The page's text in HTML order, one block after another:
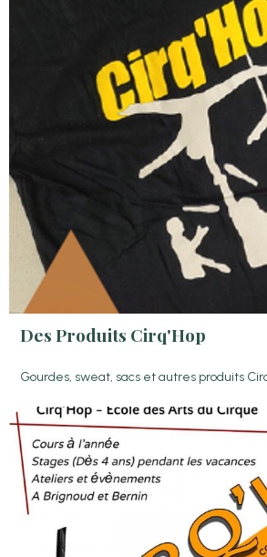
Des Produits Cirq'Hop
Gourdes, sweat, sacs et autres produits